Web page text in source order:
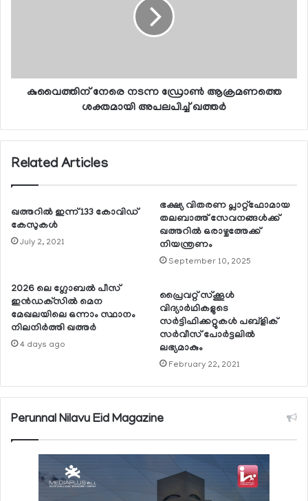
കുവൈത്തിന് നേരെ നടന്ന ഡ്രോണ്‍ ആക്രമണത്തെ
ശക്തമായി അപലപിച്ച് ഖത്തര്‍
Related Articles
ഖത്തറില്‍ ഇന്ന് 133 കോവിഡ്
കേസുകള്‍
July 2, 2021
ഭക്ഷ്യ വിതരണ പ്ലാറ്റ്ഫോമായ
തലബാത്ത് സേവനങ്ങള്‍ക്ക്
ഖത്തറില്‍ ഒരാഴ്ചത്തേക്ക്
നിയന്ത്രണം
September 10, 2025
2026 ലെ ഗ്ലോബല്‍ പീസ്
ഇന്‍ഡക്‌സില്‍ മെന
മേഖലയിലെ ഒന്നാം സ്ഥാനം
നിലനിര്‍ത്തി ഖത്തര്‍
4 days ago
പ്രൈവറ്റ് സ്‌ക്കൂള്‍
വിദ്യാര്‍ഥികളുടെ
സര്‍ട്ടിഫിക്കറ്റുകള്‍ പബ്ളിക്
സര്‍വീസ് പോര്‍ട്ടലില്‍
ലഭ്യമാകും
February 22, 2021
Perunnal Nilavu Eid Magazine